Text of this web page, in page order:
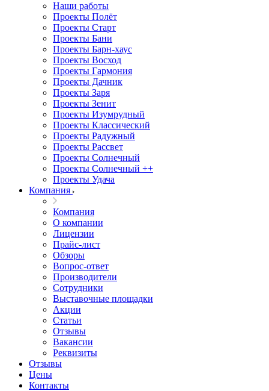
Наши работы
Проекты Полёт
Проекты Старт
Проекты Бани
Проекты Барн-хаус
Проекты Восход
Проекты Гармония
Проекты Дачник
Проекты Заря
Проекты Зенит
Проекты Изумрудный
Проекты Классический
Проекты Радужный
Проекты Рассвет
Проекты Солнечный
Проекты Солнечный ++
Проекты Удача
Компания
Компания
О компании
Лицензии
Прайс-лист
Обзоры
Вопрос-ответ
Производители
Сотрудники
Выставочные площадки
Акции
Статьи
Отзывы
Вакансии
Реквизиты
Отзывы
Цены
Контакты